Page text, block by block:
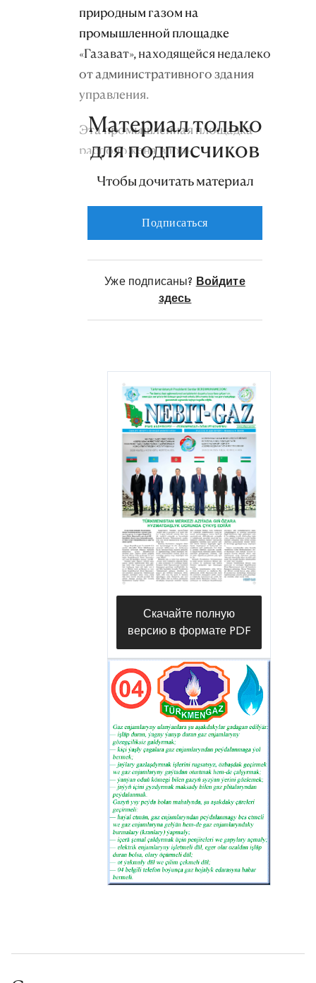
природным газом на
промышленной площадке
«Газават», находящейся недалеко
от административного здания
управления.
Эта промышленная площадка
расположена вдоль
«Довлетабат-Дерялык», берущего
газового месторождения,
крупнейших на юге страны.
Материал только
для подписчиков
Чтобы дочитать материал
Подписаться
Уже подписаны? Войдите
здесь
Скачайте полную
версию в формате PDF